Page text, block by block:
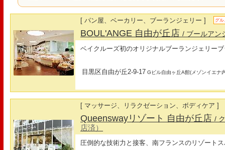
[ パン屋、ベーカリー、ブーランジェリー ] グル
BOUL'ANGE 自由が丘店/ ブールアン
ベイクルーズ初のオリジナルブーランジェリー
目黒区自由が丘2-9-17 Gビル自由ヶ丘A館(メゾンイエナ
[ マッサージ、リラクゼーション、ボディケア ]
Queenswayリゾート 自由が丘店/
店済）
圧倒的な技術力と接客、南フランスのリゾート